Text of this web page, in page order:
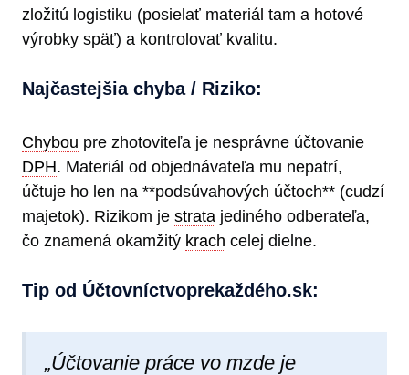
zložitú logistiku (posielať materiál tam a hotové
výrobky späť) a kontrolovať kvalitu.
Najčastejšia chyba / Riziko:
Chybou pre zhotoviteľa je nesprávne účtovanie
DPH. Materiál od objednávateľa mu nepatrí,
účtuje ho len na **podsúvahových účtoch** (cudzí
majetok). Rizikom je strata jediného odberateľa,
čo znamená okamžitý krach celej dielne.
Tip od Účtovníctvoprekaždéh​o.sk:
„Účtovanie práce vo mzde je